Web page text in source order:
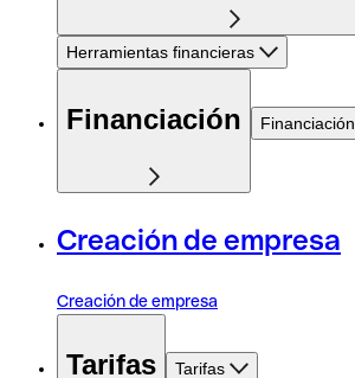
Herramientas financieras
Financiación Financiación
Creación de empresa
Creación de empresa
Tarifas Tarifas